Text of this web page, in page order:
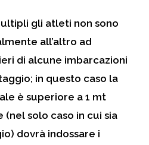
gli atleti non sono
all’altro ad
di alcune imbarcazioni
in questo caso la
è superiore a 1 mt
solo caso in cui sia
dovrà indossare i